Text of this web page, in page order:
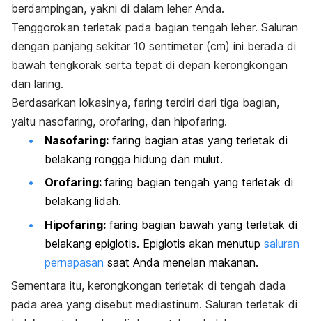
berdampingan, yakni di dalam leher Anda.
Tenggorokan terletak pada bagian tengah leher. Saluran
dengan panjang sekitar 10 sentimeter (cm) ini berada di
bawah tengkorak serta tepat di depan kerongkongan
dan laring.
Berdasarkan lokasinya, faring terdiri dari tiga bagian,
yaitu nasofaring, orofaring, dan hipofaring.
Nasofaring: faring bagian atas yang terletak di
belakang rongga hidung dan mulut.
Orofaring: faring bagian tengah yang terletak di
belakang lidah.
Hipofaring: faring bagian bawah yang terletak di
belakang epiglotis. Epiglotis akan menutup saluran
pernapasan saat Anda menelan makanan.
Sementara itu, kerongkongan terletak di tengah dada
pada area yang disebut mediastinum. Saluran terletak di